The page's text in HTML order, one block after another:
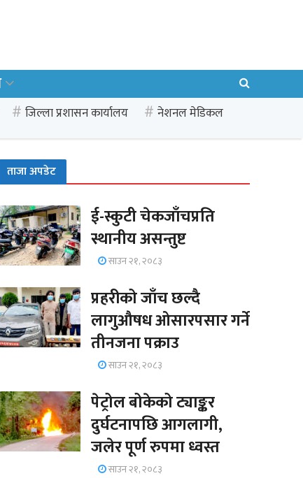
जिल्ला प्रशासन कार्यालय
नेशनल मेडिकल
ताजा अपडेट
ई-स्कुटी चेकजाँचप्रति
स्थानीय असन्तुष्ट
साउन २१, २०८३
प्रहरीको जाँच छल्दै
लागुऔषध ओसारपसार गर्ने
तीनजना पक्राउ
साउन २१, २०८३
पेट्रोल बोकेको ट्याङ्कर
दुर्घटनापछि आगलागी,
जलेर पूर्ण रुपमा ध्वस्त
साउन २१, २०८३